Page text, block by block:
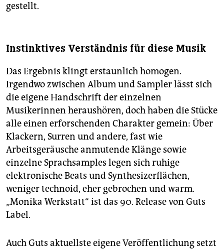
gestellt.
Instinktives Verständnis für diese Musik
Das Ergebnis klingt erstaunlich homogen.
Irgendwo zwischen Album und Sampler lässt sich
die eigene Handschrift der einzelnen
Musikerinnen heraushören, doch haben die Stücke
alle einen erforschenden Charakter gemein: Über
Klackern, Surren und andere, fast wie
Arbeitsgeräusche anmutende Klänge sowie
einzelne Sprachsamples legen sich ruhige
elektronische Beats und Synthesizerflächen,
weniger technoid, eher gebrochen und warm.
„Monika Werkstatt“ ist das 90. Release von Guts
Label.
Auch Guts aktuellste eigene Veröffentlichung setzt